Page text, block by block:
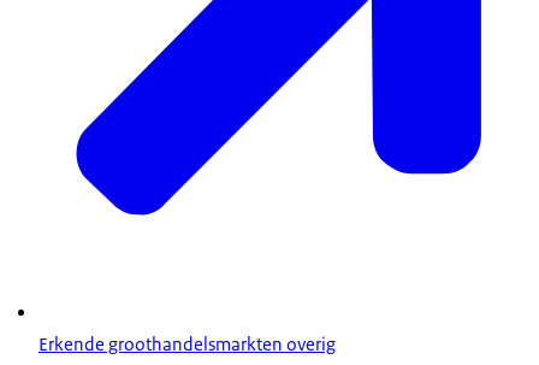
Erkende groothandelsmarkten overig